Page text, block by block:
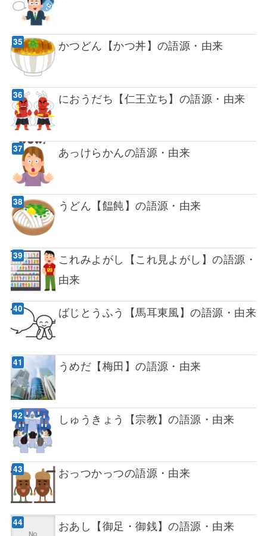
かつどん【かつ丼】の語源・由来
におうだち【仁王立ち】の語源・由来
あっけらかんの語源・由来
うどん【饂飩】の語源・由来
これみよがし【これ見よがし】の語源・
由来
ばじとうふう【馬耳東風】の語源・由来
うめだ【梅田】の語源・由来
しゅうきょう【宗教】の語源・由来
おっつかっつの語源・由来
おあし【御足・御銭】の語源・由来